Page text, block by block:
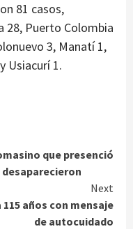
81 casos,
28, Puerto Colombia
3, Manatí 1,
Usiacurí 1.
que presenció
Next
años con mensaje
de autocuidado